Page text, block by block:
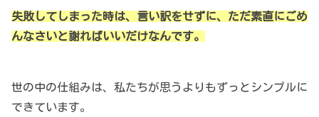
失敗してしまった時は、言い訳をせずに、ただ素直にごめ
んなさいと謝ればいいだけなんです。
世の中の仕組みは、私たちが思うよりもずっとシンプルに
できています。